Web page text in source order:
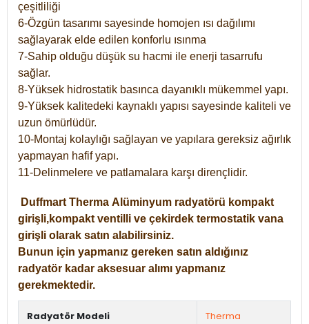
çeşitliliği
6-Özgün tasarımı sayesinde homojen ısı dağılımı
sağlayarak elde edilen konforlu ısınma
7-Sahip olduğu düşük su hacmi ile enerji tasarrufu
sağlar.
8-Yüksek hidrostatik basınca dayanıklı mükemmel yapı.
9-Yüksek kalitedeki kaynaklı yapısı sayesinde kaliteli ve
uzun ömürlüdür.
10-Montaj kolaylığı sağlayan ve yapılara gereksiz ağırlık
yapmayan hafif yapı.
11-Delinmelere ve patlamalara karşı dirençlidir.
Duffmart Therma Alüminyum radyatörü kompakt
girişli,kompakt ventilli ve çekirdek termostatik vana
girişli olarak satın alabilirsiniz.
Bunun için yapmanız gereken satın aldığınız
radyatör kadar aksesuar alımı yapmanız
gerekmektedir.
Radyatör Modeli Therma